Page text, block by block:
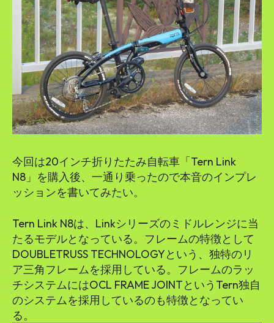
今回は20インチ折りたたみ自転車「Tern Link
N8」を購入後、一通り乗ったので本音のインプレ
ッションを書いてみたい。
Tern Link N8は、Linkシリーズのミドルレンジに当
たるモデルとなっている。フレームの特徴として
DOUBLETRUSS TECHNOLOGYという、独特のリ
ア三角フレームを採用している。フレームのラッ
チシステムにはOCL FRAME JOINTというTern独自
のシステムを採用しているのも特徴となってい
る。